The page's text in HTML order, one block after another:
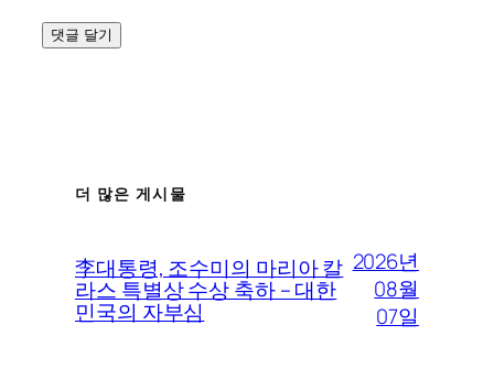
더 많은 게시물
李대통령, 조수미의 마리아 칼
라스 특별상 수상 축하 – 대한
민국의 자부심
2026년
08월
07일